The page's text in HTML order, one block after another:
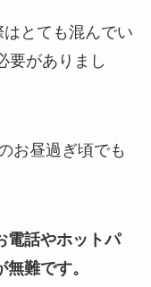
とても混んでい
要がありまし
お昼過ぎ頃でも
電話やホットパ
難です。